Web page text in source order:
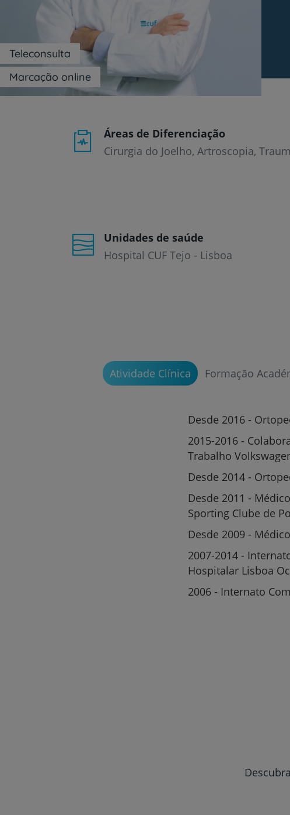
Pressione
Control-
F10
para
abrir
Marcação online
Teleconsulta
Áreas de Diferenciação
Cirurgia do Joelho, Artroscopia,
Unidades de saúde
Hospital CUF Tejo - Lisboa
Atividade Clínica Formação
Desde 2016 -
2015-2016 -
Trabalho
Desde 2014 -
Desde 2011 -
Sporting Clube de
Desde 2009 -
2007-2014 -
Hospitalar Lisboa
2006 - Internato